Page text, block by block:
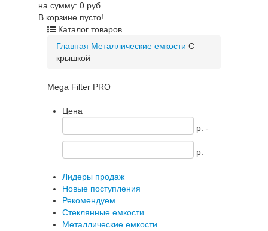
на сумму: 0 руб.
В корзине пусто!
Каталог товаров
Главная Металлические емкости C
крышкой
Mega Filter PRO
Цена
p. -
p.
Лидеры продаж
Новые поступления
Рекомендуем
Стеклянные емкости
Металлические емкости